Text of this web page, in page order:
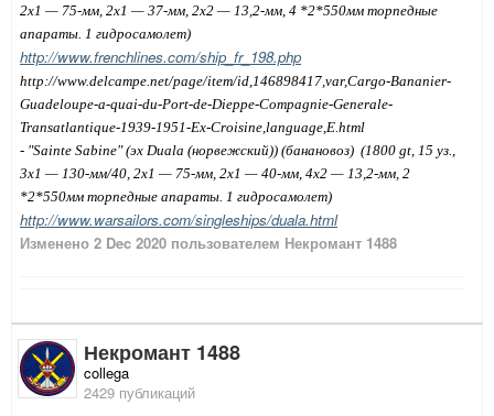
2x1 — 75-мм, 2x1 — 37-мм, 2x2 — 13,2-мм, 4 *2*550мм торпедные
апараты. 1 гидросамолет)
http://www.frenchlines.com/ship_fr_198.php
http://www.delcampe.net/page/item/id,146898417,var,Cargo-Bananier-
Guadeloupe-a-quai-du-Port-de-Dieppe-Compagnie-Generale-
Transatlantique-1939-1951-Ex-Croisine,language,E.html
- "Sainte Sabine" (эх Duala (норвежский)) (банановоз) (1800 gt, 15 уз.,
3x1 — 130-мм/40, 2x1 — 75-мм, 2x1 — 40-мм, 4x2 — 13,2-мм, 2
*2*550мм торпедные апараты. 1 гидросамолет)
http://www.warsailors.com/singleships/duala.html
Изменено 2 Dec 2020 пользователем Некромант 1488
Некромант 1488
collega
2429 публикаций